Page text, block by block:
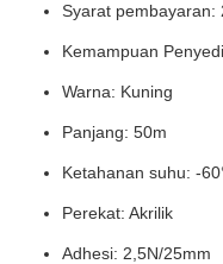
Syarat pembayaran:
Kemampuan
Warna: Kuning
Panjang: 50m
Ketahanan suhu: -
Perekat: Akrilik
Adhesi: 2,5N/25mm